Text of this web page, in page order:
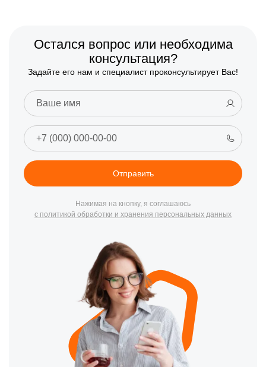
Остался вопрос или необходима
консультация?
Задайте его нам и специалист проконсультирует Вас!
Отправить
Нажимая на кнопку, я соглашаюсь
с политикой обработки и хранения персональных данных